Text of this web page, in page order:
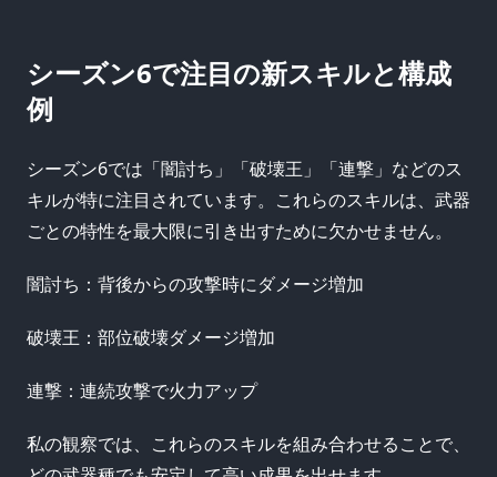
シーズン6で注目の新スキルと構成
例
シーズン6では「闇討ち」「破壊王」「連撃」などのス
キルが特に注目されています。これらのスキルは、武器
ごとの特性を最大限に引き出すために欠かせません。
闇討ち：背後からの攻撃時にダメージ増加
破壊王：部位破壊ダメージ増加
連撃：連続攻撃で火力アップ
私の観察では、これらのスキルを組み合わせることで、